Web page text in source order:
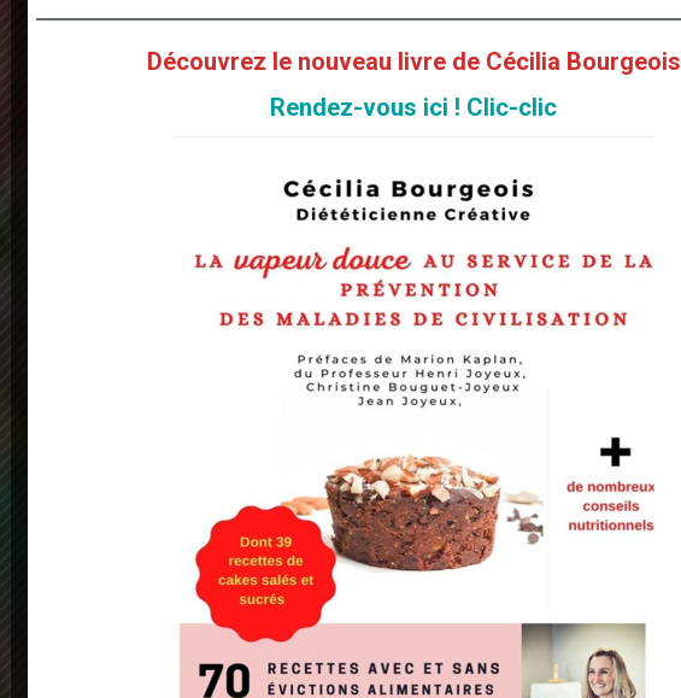
Découvrez le nouveau livre de Cécilia Bourgeois
Rendez-vous ici ! Clic-clic